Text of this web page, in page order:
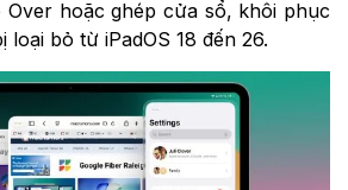
Over hoặc ghép cửa sổ, khôi phục
loại bỏ từ iPadOS 18 đến 26.